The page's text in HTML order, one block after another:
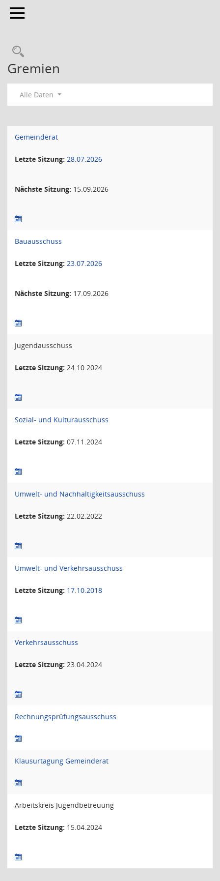
Toggle navigation
Gremien
Alle Daten
Gemeinderat
Letzte Sitzung: 28.07.2026
Nächste Sitzung: 15.09.2026
Bauausschuss
Letzte Sitzung: 23.07.2026
Nächste Sitzung: 17.09.2026
Jugendausschuss
Letzte Sitzung: 24.10.2024
Sozial- und Kulturausschuss
Letzte Sitzung: 07.11.2024
Umwelt- und Nachhaltigkeitsausschuss
Letzte Sitzung: 22.02.2022
Umwelt- und Verkehrsausschuss
Letzte Sitzung: 17.10.2018
Verkehrsausschuss
Letzte Sitzung: 23.04.2024
Rechnungsprüfungsausschuss
Klausurtagung Gemeinderat
Arbeitskreis Jugendbetreuung
Letzte Sitzung: 15.04.2024